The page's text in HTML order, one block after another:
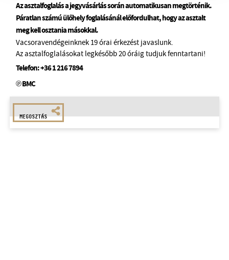
Az asztalfoglalás a jegyvásárlás során automatikusan megtörténik.
Páratlan számú ülőhely foglalásánál előfordulhat, hogy az asztalt
meg kell osztania másokkal.
Vacsoravendégeinknek 19 órai érkezést javaslunk.
Az asztalfoglalásokat legkésőbb 20 óráig tudjuk fenntartani!
Telefon:+36 1 216 7894
℗ BMC
MEGOSZTÁS